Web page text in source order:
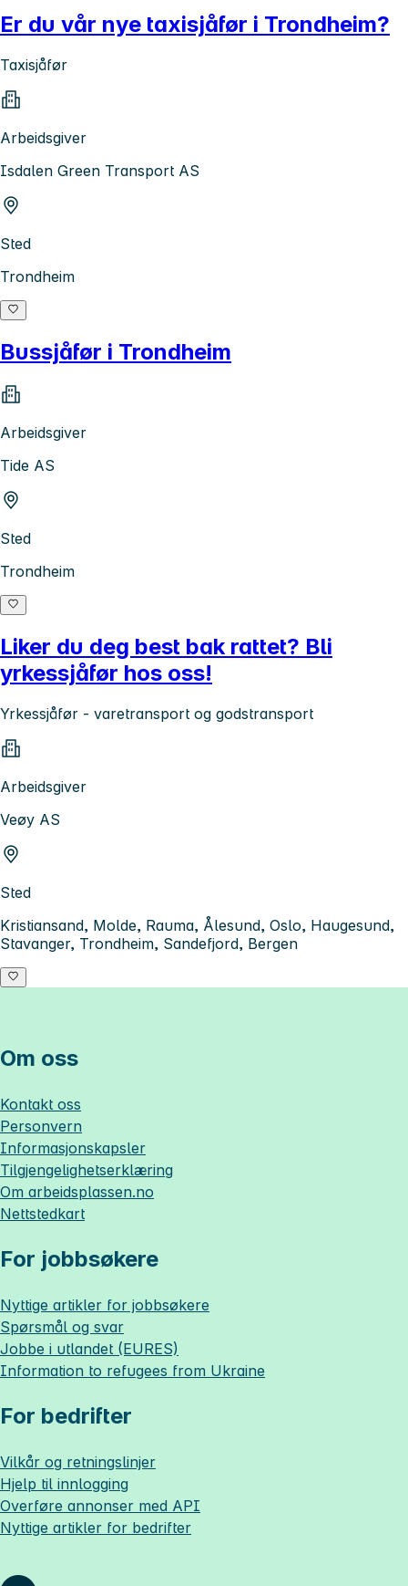
Er du vår nye taxisjåfør i Trondheim?
Taxisjåfør
Arbeidsgiver
Isdalen Green Transport AS
Sted
Trondheim
Bussjåfør i Trondheim
Arbeidsgiver
Tide AS
Sted
Trondheim
Liker du deg best bak rattet? Bli
yrkessjåfør hos oss!
Yrkessjåfør - varetransport og godstransport
Arbeidsgiver
Veøy AS
Sted
Kristiansand, Molde, Rauma, Ålesund, Oslo, Haugesund,
Stavanger, Trondheim, Sandefjord, Bergen
Om oss
Kontakt oss
Personvern
Informasjonskapsler
Tilgjengelighetserklæring
Om arbeidsplassen.no
Nettstedkart
For jobbsøkere
Nyttige artikler for jobbsøkere
Spørsmål og svar
Jobbe i utlandet (EURES)
Information to refugees from Ukraine
For bedrifter
Vilkår og retningslinjer
Hjelp til innlogging
Overføre annonser med API
Nyttige artikler for bedrifter